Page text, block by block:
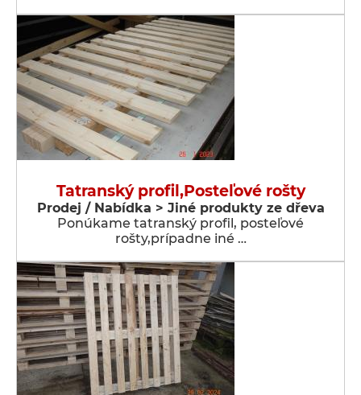
Tatranský profil,Posteľové rošty
Prodej / Nabídka > Jiné produkty ze dřeva
Ponúkame tatranský profil, posteľové
rošty,prípadne iné …